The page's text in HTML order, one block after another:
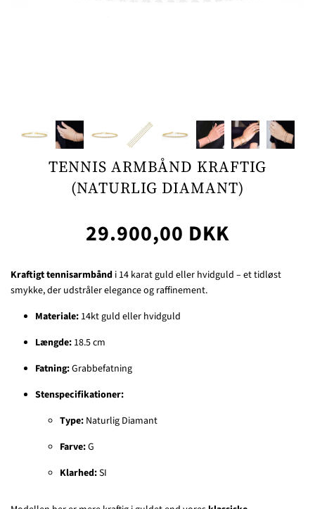
TENNIS ARMBÅND KRAFTIG
(NATURLIG DIAMANT)
29.900,00 DKK
Kraftigt tennisarmbånd i 14 karat guld eller hvidguld – et tidløst
smykke, der udstråler elegance og raffinement.
Materiale: 14kt guld eller hvidguld
Længde: 18.5 cm
Fatning:Grabbefatning
Stenspecifikationer:
Type: Naturlig Diamant
Farve:G
Klarhed:SI